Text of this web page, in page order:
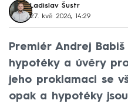
Ladislav Šustr
27. kvě 2026, 14:29
Premiér Andrej
hypotéky a úvěry
jeho proklamaci se
opak a hypotéky